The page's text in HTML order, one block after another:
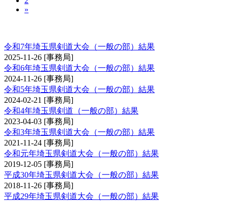
»
令和7年埼玉県剣道大会（一般の部）結果
2025-11-26 [事務局]
令和6年埼玉県剣道大会（一般の部）結果
2024-11-26 [事務局]
令和5年埼玉県剣道大会（一般の部）結果
2024-02-21 [事務局]
令和4年埼玉県剣道（一般の部）結果
2023-04-03 [事務局]
令和3年埼玉県剣道大会（一般の部）結果
2021-11-24 [事務局]
令和元年埼玉県剣道大会（一般の部）結果
2019-12-05 [事務局]
平成30年埼玉県剣道大会（一般の部）結果
2018-11-26 [事務局]
平成29年埼玉県剣道大会（一般の部）結果